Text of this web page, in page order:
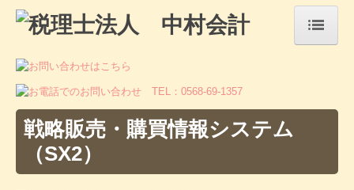
HOME
事務所紹介
経営理念
法人・個人事業主の皆さま
戦略販売・購買情報システム
（SX2）